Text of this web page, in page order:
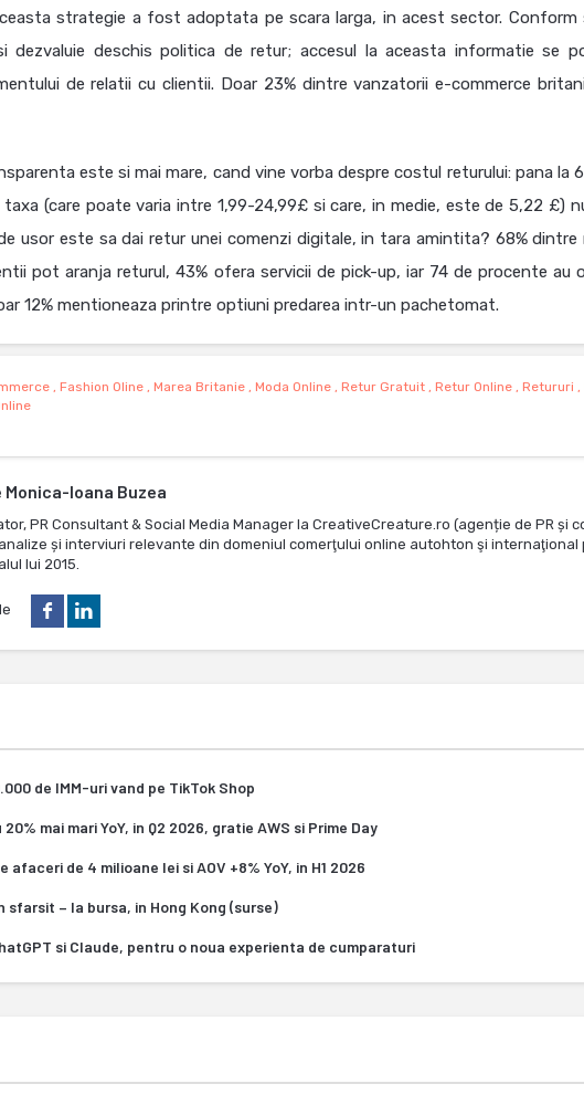
strategie a fost adoptata pe scara larga, in acest sector. Conform
dezvaluie deschis politica de retur; accesul la aceasta informatie se
de relatii cu clientii. Doar 23% dintre vanzatorii e-commerce
este si mai mare, cand vine vorba despre costul returului: pana la
(care poate varia intre 1,99-24,99£ si care, in medie, este de 5,22 £)
usor este sa dai retur unei comenzi digitale, in tara amintita? 68% dintre
pot aranja returul, 43% ofera servicii de pick-up, iar 74 de procente au
12% mentioneaza printre optiuni predarea intr-un pachetomat.
, Fashion Oline , Marea Britanie , Moda Online , Retur Gratuit , Retur Online , Retururi ,
Monica-Ioana Buzea
PR Consultant & Social Media Manager la CreativeCreature.ro (agenție de PR și
și interviuri relevante din domeniul comerţului online autohton şi internaţional
lui 2015.
de IMM-uri vand pe TikTok Shop
mai mari YoY, in Q2 2026, gratie AWS si Prime Day
de 4 milioane lei si AOV +8% YoY, in H1 2026
sfarsit – la bursa, in Hong Kong (surse)
si Claude, pentru o noua experienta de cumparaturi